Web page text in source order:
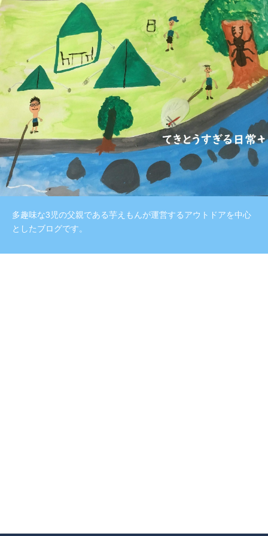
多趣味な3児の父親である芋えもんが運営するアウトドアを中心
としたブログです。